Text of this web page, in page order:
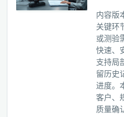
内容版
关键环
或测验
快速、
支持局
留历史
进度。
客户、
质量确